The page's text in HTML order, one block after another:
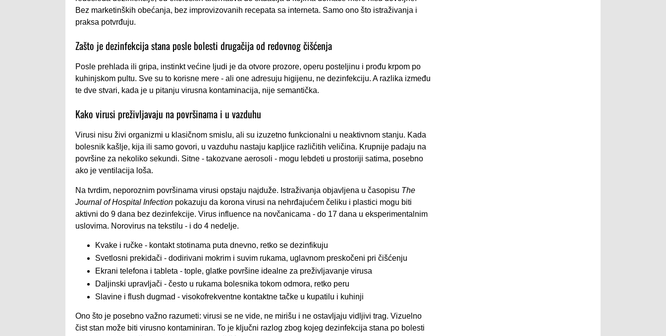
Bez marketinških obećanja, bez improvizovanih recepata sa interneta. Samo ono što istraživanja i
praksa potvrđuju.
Zašto je dezinfekcija stana posle bolesti drugačija od redovnog čišćenja
Posle prehlada ili gripa, instinkt većine ljudi je da otvore prozore, operu posteljinu i prođu krpom po
kuhinjskom pultu. Sve su to korisne mere - ali one adresuju higijenu, ne dezinfekciju. A razlika između
te dve stvari, kada je u pitanju virusna kontaminacija, nije semantička.
Kako virusi preživljavaju na površinama i u vazduhu
Virusi nisu živi organizmi u klasičnom smislu, ali su izuzetno funkcionalni u neaktivnom stanju. Kada
bolesnik kašlje, kija ili samo govori, u vazduhu nastaju kapljice različitih veličina. Krupnije padaju na
površine za nekoliko sekundi. Sitne - takozvane aerosoli - mogu lebdeti u prostoriji satima, posebno
ako je ventilacija loša.
Na tvrdim, neporoznim površinama virusi opstaju najduže. Istraživanja objavljena u časopisu The
Journal of Hospital Infection pokazuju da korona virusi na nehrđajućem čeliku i plastici mogu biti
aktivni do 9 dana bez dezinfekcije. Virus influence na novčanicama - do 17 dana u eksperimentalnim
uslovima. Norovirus na tekstilu - i do 4 nedelje.
Kvake i ručke - kontakt stotinama puta dnevno, retko se dezinfikuju
Svetlosni prekidači - dodirivani mokrim i suvim rukama, uglavnom preskočeni pri čišćenju
Ekrani telefona i tableta - tople, glatke površine idealne za preživljavanje virusa
Daljinski upravljači - često u rukama bolesnika tokom odmora, retko peru
Slavine i flush dugmad - visokofrekventne kontaktne tačke u kupatilu i kuhinji
Ono što je posebno važno razumeti: virusi se ne vide, ne mirišu i ne ostavljaju vidljivi trag. Vizuelno
čist stan može biti virusno kontaminiran. To je ključni razlog zbog kojeg dezinfekcija stana po bolesti